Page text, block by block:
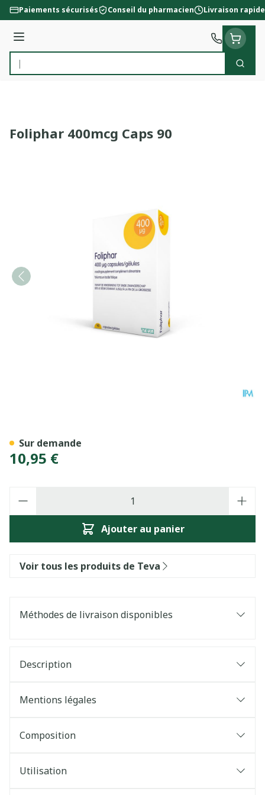
Aller au contenu
Paiements sécurisés Conseil du pharmacien Livraison rapide
Menu
Rechercher
Foliphar 400mcg Caps 90
10,95 €
Ajouter au panier
Sur demande
Voir tous les produits de Teva
Méthodes de livraison disponibles
Description
Mentions légales
Composition
Utilisation